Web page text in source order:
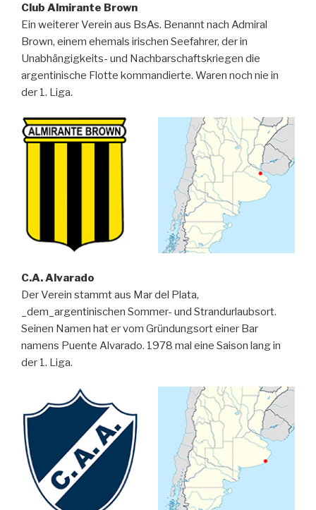
Club Almirante Brown
Ein weiterer Verein aus BsAs. Benannt nach Admiral
Brown, einem ehemals irischen Seefahrer, der in
Unabhängigkeits- und Nachbarschaftskriegen die
argentinische Flotte kommandierte. Waren noch nie in
der 1. Liga.
C.A. Alvarado
Der Verein stammt aus Mar del Plata,
_dem_argentinischen Sommer- und Strandurlaubsort.
Seinen Namen hat er vom Gründungsort einer Bar
namens Puente Alvarado. 1978 mal eine Saison lang in
der 1. Liga.